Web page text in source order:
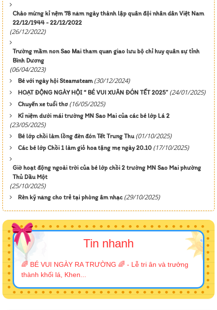
Chào mừng kỉ nệm 78 năm ngày thành lập quân đội nhân dân Việt Nam
22/12/1944 - 22/12/2022
(26/12/2022)
Trường mầm non Sao Mai tham quan giao lưu bộ chỉ huy quân sự tỉnh
Bình Dương
(06/04/2023)
Bé với ngày hội Steamsteam (30/12/2024)
HOẠT ĐỘNG NGÀY HỘI “ BÉ VUI XUÂN ĐÓN TẾT 2025” (24/01/2025)
Chuyến xe tuổi thơ (16/05/2025)
Kỉ niệm dưới mái trường MN Sao Mai của các bé lớp Lá 2
(23/05/2025)
Bé lớp chồi làm lồng đèn đón Tết Trung Thu (01/10/2025)
Các bé lớp Chồi 1 làm giỏ hoa tặng mẹ ngày 20.10 (17/10/2025)
Giờ hoạt động ngoài trời của bé lớp chồi 2 trường MN Sao Mai phường
Thủ Dầu Một
(25/10/2025)
Rèn kỹ năng cho trẻ tại phòng âm nhạc (29/10/2025)
Tin nhanh
🌈 BÉ VUI NGÀY RA TRƯỜNG 🌈 - Lễ tri ân và trưởng
thành khối lá, Khen...